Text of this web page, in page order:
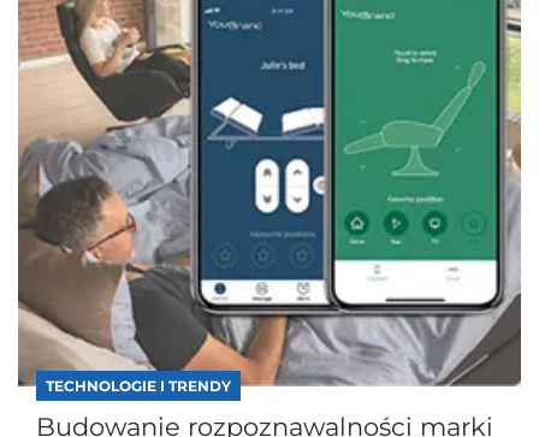
TECHNOLOGIE I TRENDY
Budowanie rozpoznawalności marki